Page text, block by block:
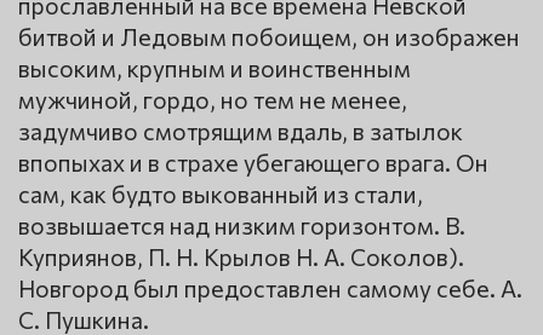
битвой и Ледовым побоищем, он изображен
высоким, крупным и воинственным
мужчиной, гордо, но тем не менее,
задумчиво смотрящим вдаль, в затылок
впопыхах и в страхе убегающего врага. Он
сам, как будто выкованный из стали,
возвышается над низким горизонтом. В.
Куприянов, П. Н. Крылов Н. А. Соколов).
Новгород был предоставлен самому себе. А.
С. Пушкина.